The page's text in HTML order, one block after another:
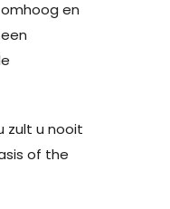
en
zult u nooit
of the